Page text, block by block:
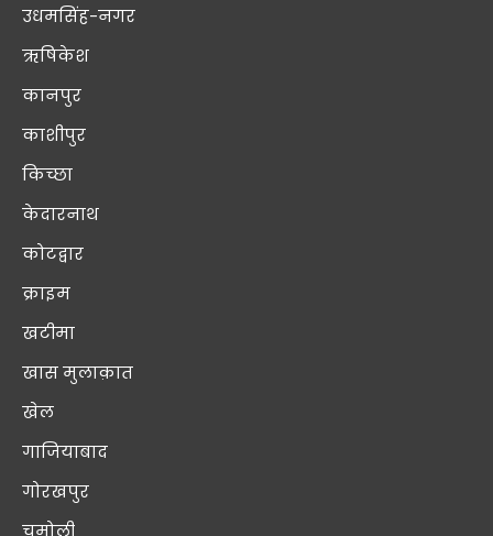
उधमसिंह-नगर
ऋषिकेश
कानपुर
काशीपुर
किच्छा
केदारनाथ
कोटद्वार
क्राइम
खटीमा
खास मुलाक़ात
खेल
गाजियाबाद
गोरखपुर
चमोली